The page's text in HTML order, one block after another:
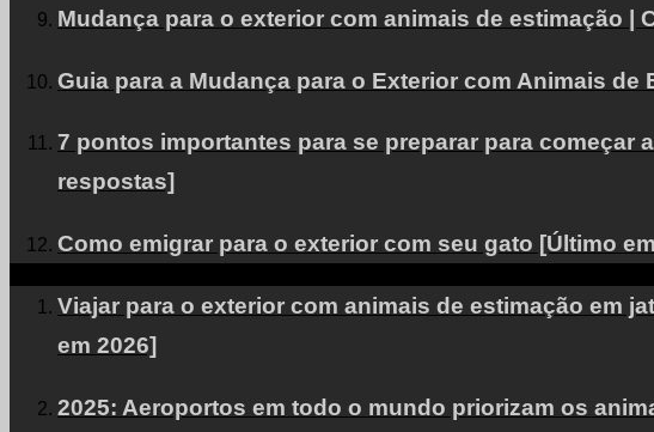
Mudança para o exterior com animais de estimação
Guia para a Mudança para o Exterior com Animais
7 pontos importantes para se preparar para começar
respostas]
Como emigrar para o exterior com seu gato [Último
Viajar para o exterior com animais de estimação em
em 2026]
2025: Aeroportos em todo o mundo priorizam os